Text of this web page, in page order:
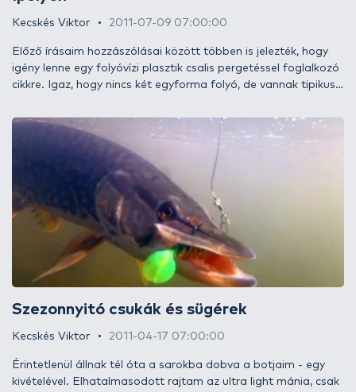
Kecskés Viktor 2011-07-09 07:00:00
Előző írásaim hozzászólásai között többen is jelezték, hogy
igény lenne egy folyóvízi plasztik csalis pergetéssel foglalkozó
cikkre. Igaz, hogy nincs két egyforma folyó, de vannak tipikus
legtöbbet az Ipolyon horgászom, ezt a számomra kedves
folyót szeretném segítségül hívni a különböző csalivezetési
módszerek, fortélyok bemutatásához.
Szezonnyitó csukák és sügérek
Kecskés Viktor 2011-04-17 07:00:00
Érintetlenül állnak tél óta a sarokba dobva a botjaim - egy
kivételével. Elhatalmasodott rajtam az ultra light mánia, csak